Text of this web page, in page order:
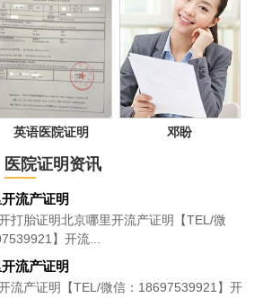
英语医院证明 邓盼
医院证明资讯
流产证明
打胎证明北京哪里开流产证明【TEL/微
】开流...
开流产证明
开流产证明【TEL/微信：18697539921】开